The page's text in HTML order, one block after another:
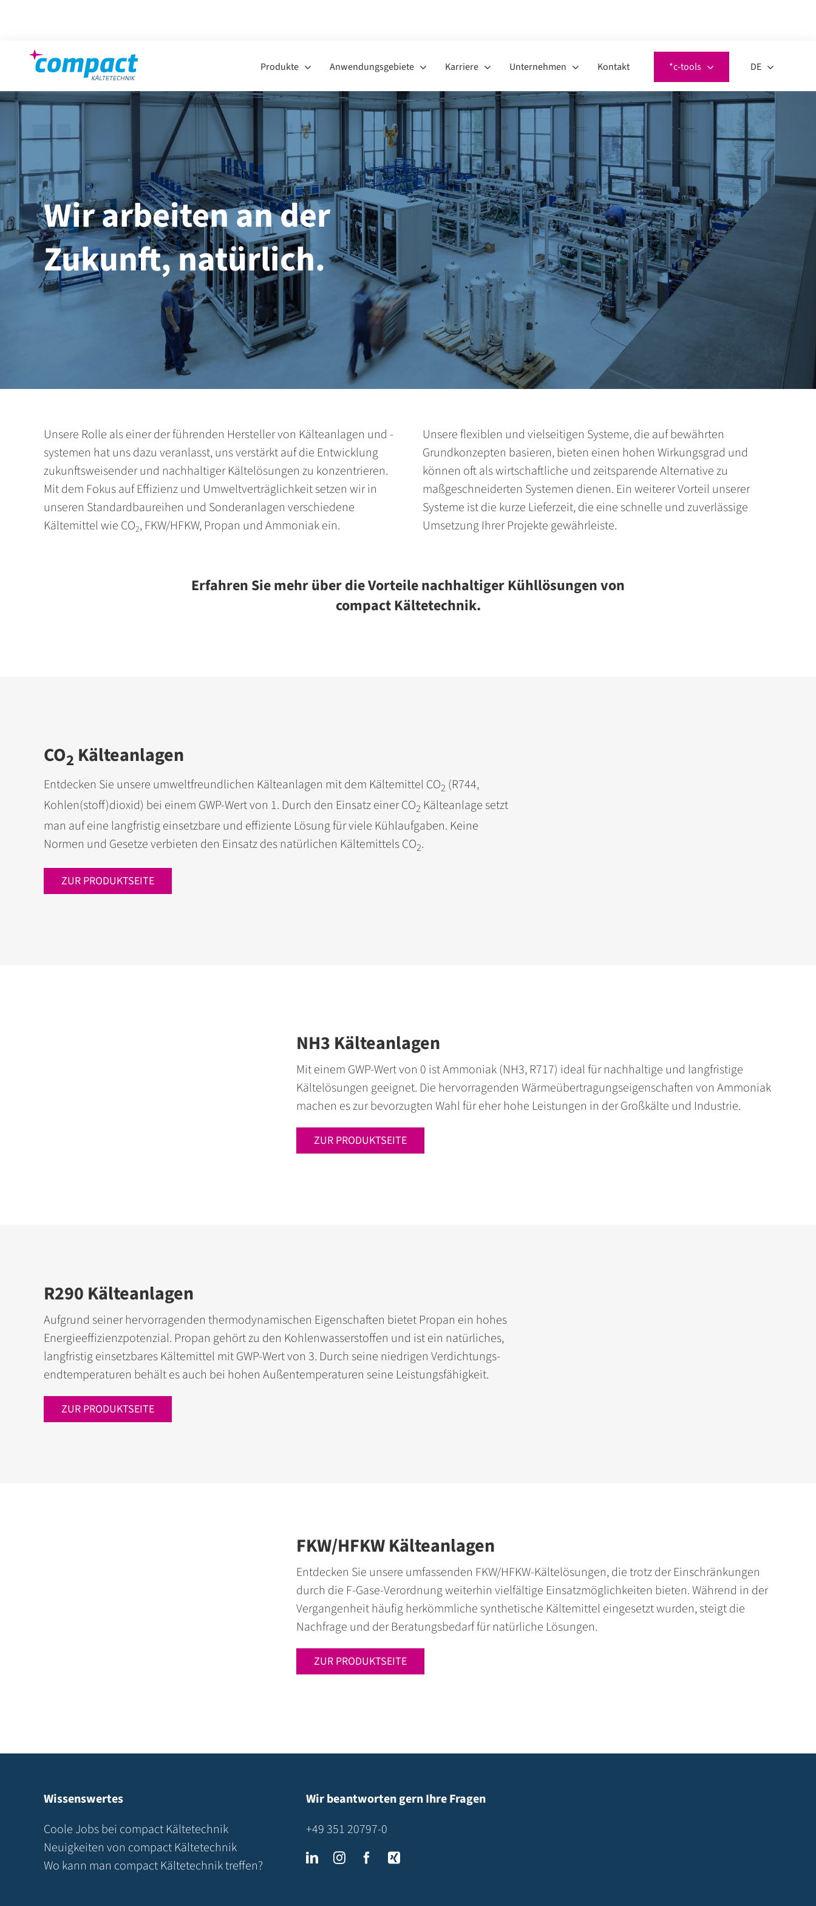
springen
Produkte Anwendungsgebiete Karriere Unternehmen Kontakt *c-tools DE
Wir arbeiten an der
Zukunft, natürlich.
Unsere Rolle als einer der führenden Her­steller von Kälteanlagen und -
systemen hat uns dazu veranlasst, uns verstärkt auf die Entwicklung
zukunftsweisender und nach­haltiger Kältelösungen zu konzentrieren.
Mit dem Fokus auf Effizienz und Umweltverträg­lich­keit setzen wir in
unseren Standardbau­reihen und Sonder­anlagen verschiedene
Kältemittel wie CO2, FKW/HFKW, Propan und Ammoniak ein.
Unsere flexiblen und vielseitigen Systeme, die auf bewährten
Grundkonzepten basieren, bieten einen hohen Wirkungsgrad und
können oft als wirtschaftliche und zeit­sparende Alternative zu
maßgeschneiderten Systemen dienen. Ein weiterer Vorteil unserer
Systeme ist die kurze Lieferzeit, die eine schnelle und zuverlässige
Umsetzung Ihrer Projekte gewährleiste.
Erfahren Sie mehr über die Vorteile nachhaltiger Kühllösungen von
compact Kältetechnik.
CO2 Kälteanlagen
Entdecken Sie unsere umweltfreundlichen Kälteanlagen mit dem Kältemittel CO2 (R744,
Kohlen(stoff)dioxid) bei einem GWP-Wert von 1. Durch den Einsatz einer CO2 Kälteanlage setzt
man auf eine langfristig einsetzbare und effiziente Lösung für viele Kühlaufgaben. Keine
Normen und Gesetze verbieten den Einsatz des natürlichen Kältemittels CO2.
ZUR PRODUKTSEITE
NH3 Kälteanlagen
Mit einem GWP-Wert von 0 ist Ammoniak (NH3, R717) ideal für nachhaltige und langfristige
Kältelösungen geeignet. Die hervorragenden Wärmeübertragungs­eigenschaften von Ammoniak
machen es zur bevorzugten Wahl für eher hohe Leistungen in der Großkälte und Industrie.
ZUR PRODUKTSEITE
R290 Kälteanlagen
Aufgrund seiner hervorragenden thermodyna­mischen Eigenschaften bietet Propan ein hohes
Energieeffizienzpotenzial. Propan gehört zu den Kohlenwasserstoffen und ist ein natürliches,
langfristig einsetzbares Kältemittel mit GWP-Wert von 3. Durch seine niedrigen Verdichtungs­
endtemperaturen behält es auch bei hohen Außentemperaturen seine Leistungsfähigkeit.
ZUR PRODUKTSEITE
FKW/HFKW Kälteanlagen
Entdecken Sie unsere umfassenden FKW/HFKW-Kältelösungen, die trotz der Einschränkungen
durch die F-Gase-Verordnung weiterhin vielfältige Einsatzmöglichkeiten bieten. Während in der
Vergangenheit häufig herkömmliche synthetische Kältemittel eingesetzt wurden, steigt die
Nachfrage und der Beratungsbedarf für natürliche Lösungen.
ZUR PRODUKTSEITE
Wissenswertes
Coole Jobs bei compact Kältetechnik
Neuigkeiten von compact Kältetechnik
Wo kann man compact Kältetechnik treffen?
Wir beantworten gern Ihre Fragen
+49 351 20797-0